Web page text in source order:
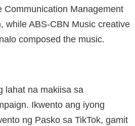
Communication Management
while ABS-CBN Music creative
composed the music.
lahat na makiisa sa
Ikwento ang iyong
ng Pasko sa TikTok, gamit